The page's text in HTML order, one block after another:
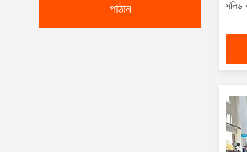
পাঠান
সলিড